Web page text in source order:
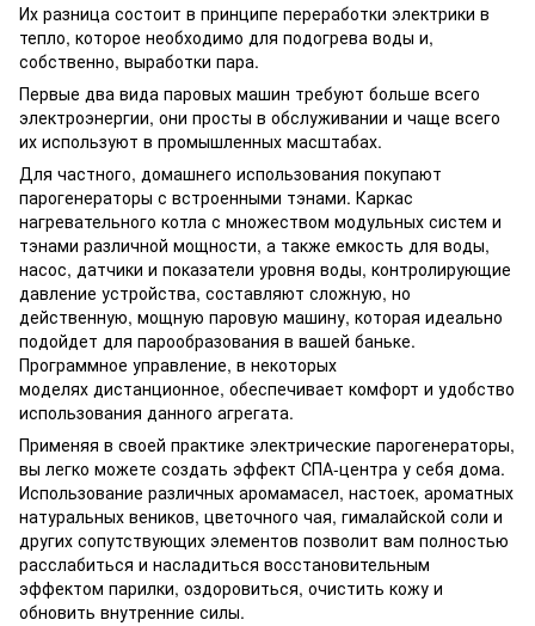
Их разница состоит в принципе переработки электрики в
тепло, которое необходимо для подогрева воды и,
собственно, выработки пара.
Первые два вида паровых машин требуют больше всего
электроэнергии, они просты в обслуживании и чаще всего
их используют в промышленных масштабах.
Для частного, домашнего использования покупают
парогенераторы с встроенными тэнами. Каркас
нагревательного котла с множеством модульных систем и
тэнами различной мощности, а также емкость для воды,
насос, датчики и показатели уровня воды, контролирующие
давление устройства, составляют сложную, но
действенную, мощную паровую машину, которая идеально
подойдет для парообразования в вашей баньке.
Программное управление, в некоторых
моделях дистанционное, обеспечивает комфорт и удобство
использования данного агрегата.
Применяя в своей практике электрические парогенераторы,
вы легко можете создать эффект СПА-центра у себя дома.
Использование различных аромамасел, настоек, ароматных
натуральных веников, цветочного чая, гималайской соли и
других сопутствующих элементов позволит вам полностью
расслабиться и насладиться восстановительным
эффектом парилки, оздоровиться, очистить кожу и
обновить внутренние силы.